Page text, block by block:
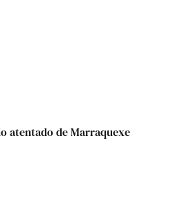
atentado de Marraquexe